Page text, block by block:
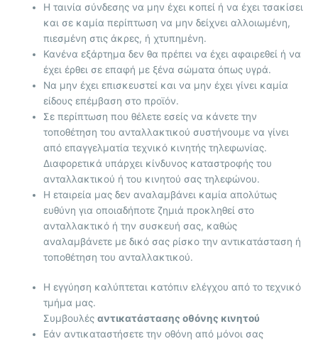
Η ταινία σύνδεσης να μην έχει κοπεί ή να έχει τσακίσει
και σε καμία περίπτωση να μην δείχνει αλλοιωμένη,
πιεσμένη στις άκρες, ή χτυπημένη.
Κανένα εξάρτημα δεν θα πρέπει να έχει αφαιρεθεί ή να
έχει έρθει σε επαφή με ξένα σώματα όπως υγρά.
Να μην έχει επισκευστεί και να μην έχει γίνει καμία
είδους επέμβαση στο προϊόν.
Σε περίπτωση που θέλετε εσείς να κάνετε την
τοποθέτηση του ανταλλακτικού συστήνουμε να γίνει
από επαγγελματία τεχνικό κινητής τηλεφωνίας.
Διαφορετικά υπάρχει κίνδυνος καταστροφής του
ανταλλακτικού ή του κινητού σας τηλεφώνου.
Η εταιρεία μας δεν αναλαμβάνει καμία απολύτως
ευθύνη για οποιαδήποτε ζημιά προκληθεί στο
ανταλλακτικό ή την συσκευή σας, καθώς
αναλαμβάνετε με δικό σας ρίσκο την αντικατάσταση ή
τοποθέτηση του ανταλλακτικού.
Η εγγύηση καλύπτεται κατόπιν ελέγχου από το τεχνικό
τμήμα μας.
Συμβουλέςαντικατάστασης οθόνης κινητού
Εάν αντικαταστήσετε την οθόνη από μόνοι σας